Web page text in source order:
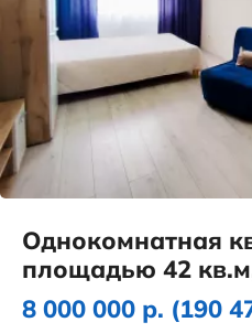
Однокомнатная
площадью 42
8 000 000 р. (190